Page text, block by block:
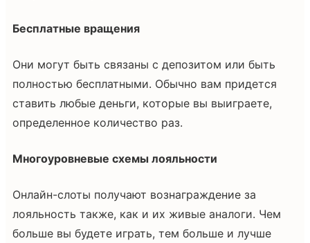
Бесплатные вращения
Они могут быть связаны с депозитом или быть
полностью бесплатными. Обычно вам придется
ставить любые деньги, которые вы выиграете,
определенное количество раз.
Многоуровневые схемы лояльности
Онлайн-слоты получают вознаграждение за
лояльность также, как и их живые аналоги. Чем
больше вы будете играть, тем больше и лучше